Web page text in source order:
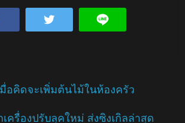
มื่อคิดจะเพิ่มต้นไม้ในห้องครัว
เครื่องปรับลุคใหม่ ส่งซิงเกิลล่าสุด